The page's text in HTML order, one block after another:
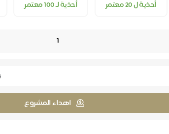
أحذية ل 20 معتمر أحذية لـ 100 معتمر
اهداء المشروع